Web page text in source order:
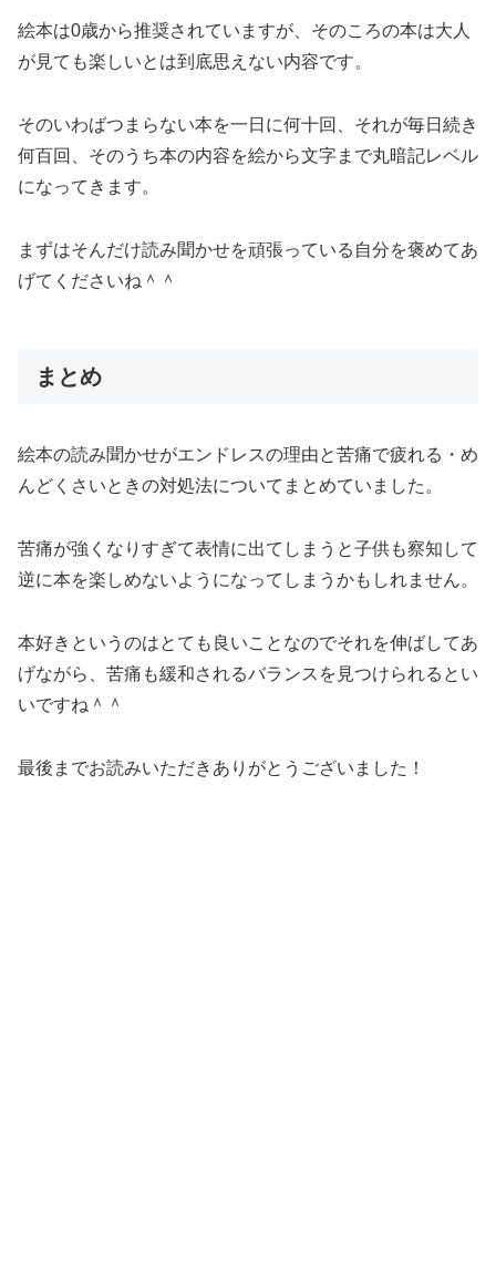
絵本は0歳から推奨されていますが、そのころの本は大人
が見ても楽しいとは到底思えない内容です。
そのいわばつまらない本を一日に何十回、それが毎日続き
何百回、そのうち本の内容を絵から文字まで丸暗記レベル
になってきます。
まずはそんだけ読み聞かせを頑張っている自分を褒めてあ
げてくださいね＾＾
まとめ
絵本の読み聞かせがエンドレスの理由と苦痛で疲れる・め
んどくさいときの対処法についてまとめていました。
苦痛が強くなりすぎて表情に出てしまうと子供も察知して
逆に本を楽しめないようになってしまうかもしれません。
本好きというのはとても良いことなのでそれを伸ばしてあ
げながら、苦痛も緩和されるバランスを見つけられるとい
いですね＾＾
最後までお読みいただきありがとうございました！